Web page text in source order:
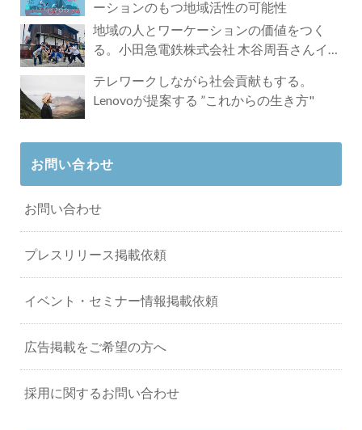
ーションのもつ地域活性の可能性
地域の人とワーケーションの価値をつく
る。小田急電鉄株式会社 木谷周吾さんイン
テレワークしながら社会貢献もする。
Lenovoが提案する ”これからの生き方"
お問い合わせ
お問い合わせ
プレスリリース掲載依頼
イベント・セミナー情報掲載依頼
広告掲載をご希望の方へ
採用に関するお問い合わせ